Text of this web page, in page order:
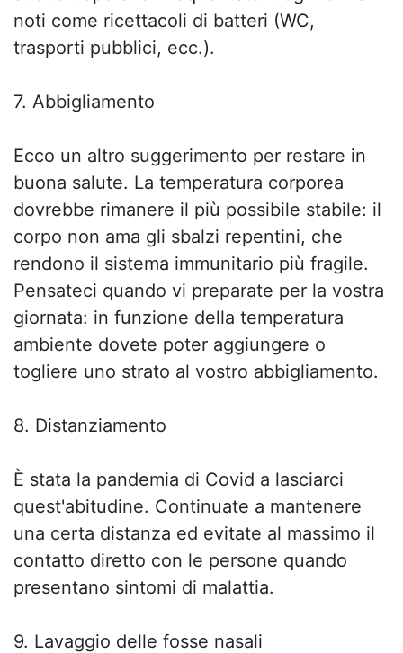
noti come ricettacoli di batteri (WC,
trasporti pubblici, ecc.).
7. Abbigliamento
Ecco un altro suggerimento per restare in
buona salute. La temperatura corporea
dovrebbe rimanere il più possibile stabile: il
corpo non ama gli sbalzi repentini, che
rendono il sistema immunitario più fragile.
Pensateci quando vi preparate per la vostra
giornata: in funzione della temperatura
ambiente dovete poter aggiungere o
togliere uno strato al vostro abbigliamento.
8. Distanziamento
È stata la pandemia di Covid a lasciarci
quest'abitudine. Continuate a mantenere
una certa distanza ed evitate al massimo il
contatto diretto con le persone quando
presentano sintomi di malattia.
9. Lavaggio delle fosse nasali